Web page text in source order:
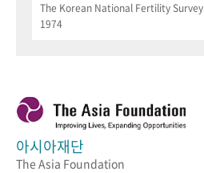
The Korean National Fertility Survey
1974
아시아재단
The Asia Foundation